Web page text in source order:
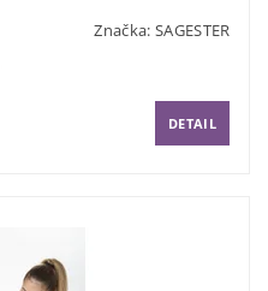
Značka: SAGESTER
DETAIL